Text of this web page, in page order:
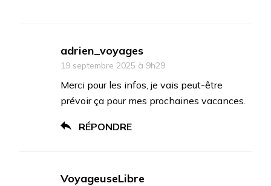
adrien_voyages
19 septembre 2025 à 9h29
Merci pour les infos, je vais peut-être
prévoir ça pour mes prochaines vacances.
RÉPONDRE
VoyageuseLibre